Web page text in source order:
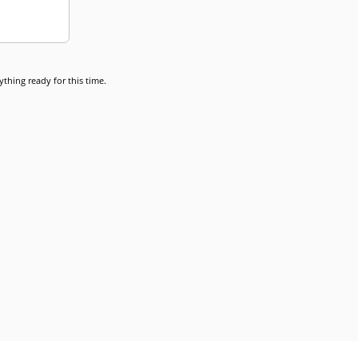
ready for this time.